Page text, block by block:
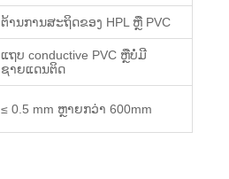
ຕ້ານການສະຖິດຂອງ HPL ຫຼື PVC
ແຖບ conductive PVC ຫຼືບໍ່ມີ
ຊາຍແດນຕິດ
≤ 0.5 mm ຫຼາຍກວ່າ 600mm